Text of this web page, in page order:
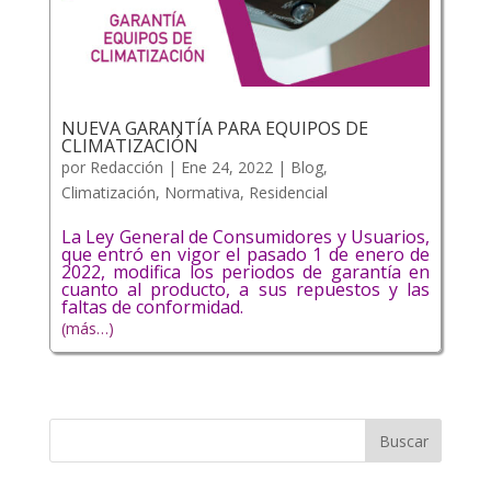
NUEVA GARANTÍA PARA EQUIPOS DE
CLIMATIZACIÓN
por Redacción | Ene 24, 2022 | Blog,
Climatización, Normativa, Residencial
La Ley General de Consumidores y Usuarios,
que entró en vigor el pasado 1 de enero de
2022, modifica los periodos de garantía en
cuanto al producto, a sus repuestos y las
faltas de conformidad.
(más…)